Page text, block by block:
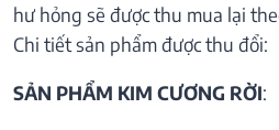
hư hỏng sẽ được thu mua lại
Chi tiết sản phẩm được thu đổi:
SẢN PHẨM KIM CƯƠNG RỜI: